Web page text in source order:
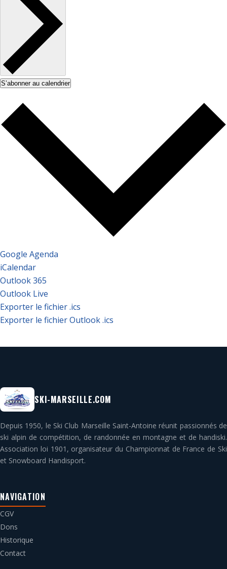
S’abonner au calendrier
Google Agenda
iCalendar
Outlook 365
Outlook Live
Exporter le fichier .ics
Exporter le fichier Outlook .ics
SKI-MARSEILLE.COM
Depuis 1950, le Ski Club Marseille Saint-Antoine réunit passionnés de
ski alpin de compétition, de randonnée en montagne et de handiski.
Association loi 1901, organisateur du Championnat de France de Ski
et Snowboard Handisport.
NAVIGATION
CGV
Dons
Historique
Contact